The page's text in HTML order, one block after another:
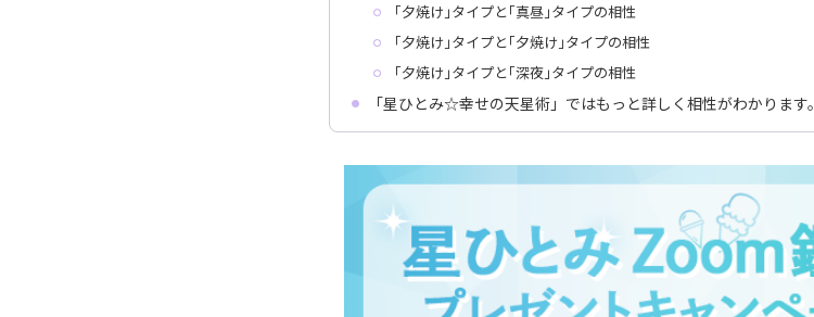
｢夕焼け｣タイプと｢真昼｣タイプの相性
｢夕焼け｣タイプと｢夕焼け｣タイプの相性
｢夕焼け｣タイプと｢深夜｣タイプの相性
「星ひとみ☆幸せの天星術」ではもっと詳しく相性がわかります。